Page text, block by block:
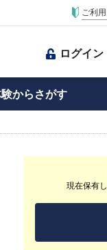
ご利
ログイン
からさがす
現在保有